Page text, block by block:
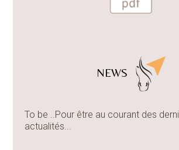
NEWS
To be ..Pour être au courant des
actualités...